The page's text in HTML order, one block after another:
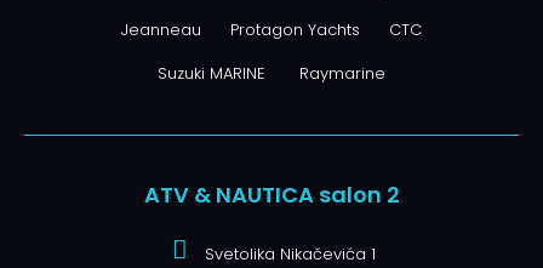
Jeanneau Protagon Yachts
CTC
Suzuki MARINE Raymarine
ATV & NAUTICA salon 2
Svetolika Nikačevića 1